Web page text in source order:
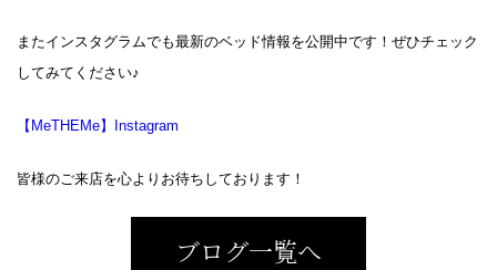
またインスタグラムでも最新のベッド情報を公開中です！ぜひチェック
してみてください♪
【MeTHEMe】Instagram
皆様のご来店を心よりお待ちしております！
ブログ一覧へ